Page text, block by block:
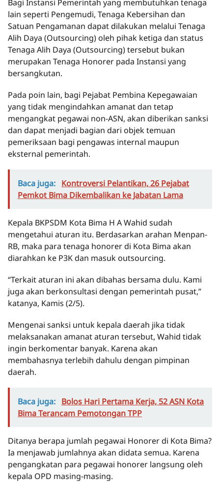
Bagi Instansi Pemerintah yang membutuhkan tenaga
lain seperti Pengemudi, Tenaga Kebersihan dan
Satuan Pengamanan dapat dilakukan melalui Tenaga
Alih Daya (Outsourcing) oleh pihak ketiga dan status
Tenaga Alih Daya (Outsourcing) tersebut bukan
merupakan Tenaga Honorer pada Instansi yang
bersangkutan.
Pada poin lain, bagi Pejabat Pembina Kepegawaian
yang tidak mengindahkan amanat dan tetap
mengangkat pegawai non-ASN, akan diberikan sanksi
dan dapat menjadi bagian dari objek temuan
pemeriksaan bagi pengawas internal maupun
eksternal pemerintah.
Baca juga: Kontroversi Pelantikan, 26 Pejabat
Pemkot Bima Dikembalikan ke Jabatan Lama
Kepala BKPSDM Kota Bima H A Wahid sudah
mengetahui aturan itu. Berdasarkan arahan Menpan-
RB, maka para tenaga honorer di Kota Bima akan
diarahkan ke P3K dan masuk outsourcing.
“Terkait aturan ini akan dibahas bersama dulu. Kami
juga akan berkonsultasi dengan pemerintah pusat,”
katanya, Kamis (2/5).
Mengenai sanksi untuk kepala daerah jika tidak
melaksanakan amanat aturan tersebut, Wahid tidak
ingin berkomentar banyak. Karena akan
membahasnya terlebih dahulu dengan pimpinan
daerah.
Baca juga: Bolos Hari Pertama Kerja, 52 ASN Kota
Bima Terancam Pemotongan TPP
Ditanya berapa jumlah pegawai Honorer di Kota Bima?
Ia menjawab jumlahnya akan didata semua. Karena
pengangkatan para pegawai honorer langsung oleh
kepala OPD masing-masing.